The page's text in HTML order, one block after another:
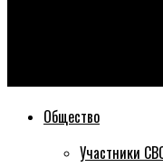
Общество
Участники